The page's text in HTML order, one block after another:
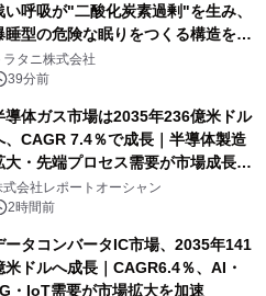
い呼吸が"二酸化炭素過剰"を生み、
睡型の危険な眠りをつくる構造を解
ラタニ株式会社
39分前
導体ガス市場は2035年236億米ドル
、CAGR 7.4％で成長｜半導体製造
大・先端プロセス需要が市場成長を
速
式会社レポートオーシャン
2時間前
ータコンバータIC市場、2035年141
米ドルへ成長｜CAGR6.4％、AI・
・IoT需要が市場拡大を加速